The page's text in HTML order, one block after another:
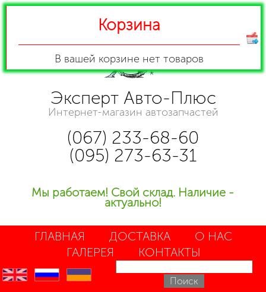
Эксперт Авто-Плюс
Интернет-магазин автозапчастей
(067) 233-68-60
(095) 273-63-31
Мы работаем! Свой склад. Наличие -
актуально!
ГЛАВНАЯ ДОСТАВКА
О НАС
ГАЛЕРЕЯ
КОНТАКТЫ
en ru uk
Корзина
В вашей корзине нет товаров